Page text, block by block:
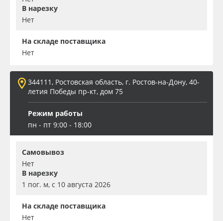
В нарезку
Нет
На складе поставщика
Нет
344111, Ростовская область, г. Ростов-на-Дону, 40-
летия Победы пр-кт, дом 75
Режим работы
пн - пт 9:00 - 18:00
Самовывоз
Нет
В нарезку
1 пог. м, с 10 августа 2026
На складе поставщика
Нет